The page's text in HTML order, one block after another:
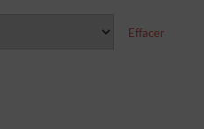
Effacer